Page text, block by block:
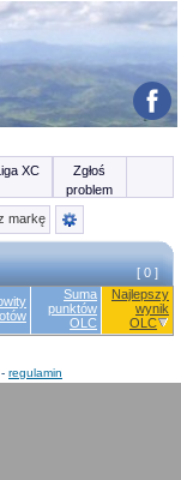
XC
Zgłoś
problem
markę
[ 0 ]
Suma
punktów
OLC
Najlepszy
wynik
OLC
regulamin